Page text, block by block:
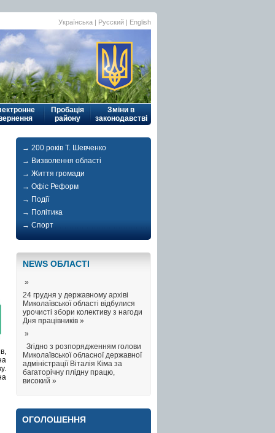
Українська | Русский | English
Пробація
району
Зміни в
законодавстві
→ 200 років Т. Шевченко
→ Визволення області
→ Життя громади
→ Офіс Реформ
→ Події
→ Політика
→ Спорт
NEWS ОБЛАСТI
»
24 грудня у державному архіві
Миколаївської області відбулися
урочисті збори колективу з нагоди
Дня працівників »
»
Згідно з розпорядженням голови
Миколаївської обласної державної
адміністрації Віталія Кіма за
багаторічну плідну працю,
високий »
ОГОЛОШЕННЯ